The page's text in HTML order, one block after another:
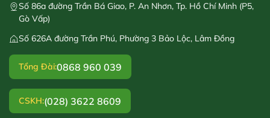
Số 86a đường Trần Bá Giao, P. An Nhơn, Tp. Hồ Chí Minh (P5,
Gò Vấp)
Số 626A đường Trần Phú, Phường 3 Bảo Lộc, Lâm Đồng
Tổng Đài:0868 960 039
CSKH:(028) 3622 8609